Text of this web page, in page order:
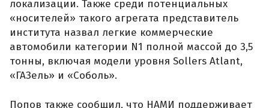
локализации. Также среди потенциальных
«носителей» такого агрегата представитель
института назвал легкие коммерческие
автомобили категории N1 полной массой до 3,5
тонны, включая модели уровня Sollers Atlant,
«ГАЗель» и «Соболь».
Попов также сообщил, что НАМИ поддерживает